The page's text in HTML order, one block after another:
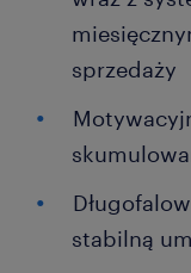
sprzedaży
stabilną